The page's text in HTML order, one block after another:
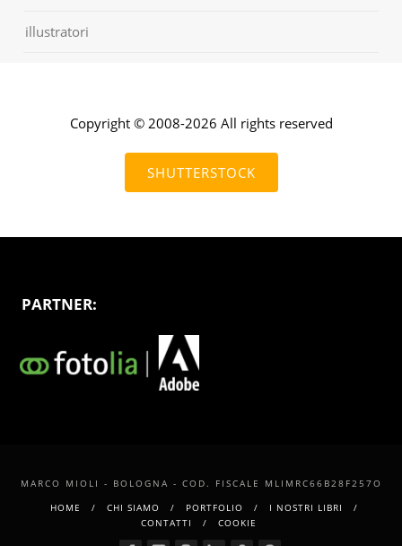
illustratori
Copyright © 2008-2026 All rights reserved
SHUTTERSTOCK
PARTNER:
MARCO MIOLI - BOLOGNA - COD. FISCALE MLIMRC66B28F257O
HOME
CHI SIAMO PORTFOLIO
I NOSTRI LIBRI
CONTATTI
COOKIE